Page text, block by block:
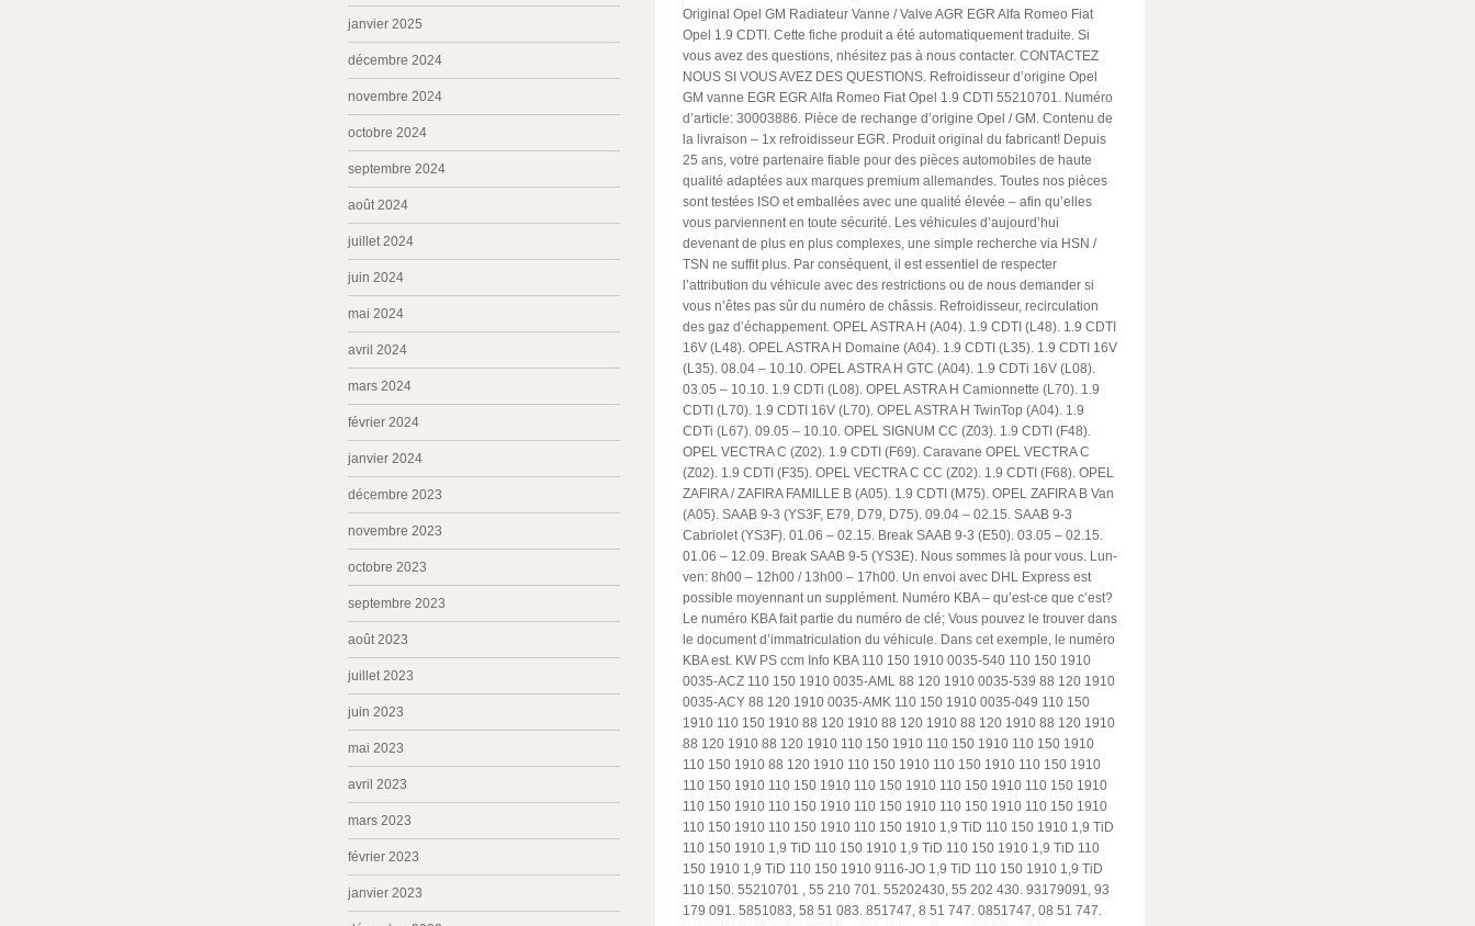
Original Opel GM Radiateur Vanne / Valve AGR EGR Alfa Romeo Fiat
Opel 1.9 CDTI. Cette fiche produit a été automatiquement traduite. Si
vous avez des questions, nhésitez pas à nous contacter. CONTACTEZ
NOUS SI VOUS AVEZ DES QUESTIONS. Refroidisseur d’origine Opel
GM vanne EGR EGR Alfa Romeo Fiat Opel 1.9 CDTI 55210701. Numéro
d’article: 30003886. Pièce de rechange d’origine Opel / GM. Contenu de
la livraison – 1x refroidisseur EGR. Produit original du fabricant! Depuis
25 ans, votre partenaire fiable pour des pièces automobiles de haute
qualité adaptées aux marques premium allemandes. Toutes nos pièces
sont testées ISO et emballées avec une qualité élevée – afin qu’elles
vous parviennent en toute sécurité. Les véhicules d’aujourd’hui
devenant de plus en plus complexes, une simple recherche via HSN /
TSN ne suffit plus. Par conséquent, il est essentiel de respecter
l’attribution du véhicule avec des restrictions ou de nous demander si
vous n’êtes pas sûr du numéro de châssis. Refroidisseur, recirculation
des gaz d’échappement. OPEL ASTRA H (A04). 1.9 CDTI (L48). 1.9 CDTI
16V (L48). OPEL ASTRA H Domaine (A04). 1.9 CDTI (L35). 1.9 CDTI 16V
(L35). 08.04 – 10.10. OPEL ASTRA H GTC (A04). 1.9 CDTi 16V (L08).
03.05 – 10.10. 1.9 CDTi (L08). OPEL ASTRA H Camionnette (L70). 1.9
CDTI (L70). 1.9 CDTI 16V (L70). OPEL ASTRA H TwinTop (A04). 1.9
CDTi (L67). 09.05 – 10.10. OPEL SIGNUM CC (Z03). 1.9 CDTI (F48).
OPEL VECTRA C (Z02). 1.9 CDTI (F69). Caravane OPEL VECTRA C
(Z02). 1.9 CDTI (F35). OPEL VECTRA C CC (Z02). 1.9 CDTI (F68). OPEL
ZAFIRA / ZAFIRA FAMILLE B (A05). 1.9 CDTI (M75). OPEL ZAFIRA B Van
(A05). SAAB 9-3 (YS3F, E79, D79, D75). 09.04 – 02.15. SAAB 9-3
Cabriolet (YS3F). 01.06 – 02.15. Break SAAB 9-3 (E50). 03.05 – 02.15.
01.06 – 12.09. Break SAAB 9-5 (YS3E). Nous sommes là pour vous. Lun-
ven: 8h00 – 12h00 / 13h00 – 17h00. Un envoi avec DHL Express est
possible moyennant un supplément. Numéro KBA – qu’est-ce que c’est?
Le numéro KBA fait partie du numéro de clé; Vous pouvez le trouver dans
le document d’immatriculation du véhicule. Dans cet exemple, le numéro
KBA est. KW PS ccm Info KBA 110 150 1910 0035-540 110 150 1910
0035-ACZ 110 150 1910 0035-AML 88 120 1910 0035-539 88 120 1910
0035-ACY 88 120 1910 0035-AMK 110 150 1910 0035-049 110 150
1910 110 150 1910 88 120 1910 88 120 1910 88 120 1910 88 120 1910
88 120 1910 88 120 1910 110 150 1910 110 150 1910 110 150 1910
110 150 1910 88 120 1910 110 150 1910 110 150 1910 110 150 1910
110 150 1910 110 150 1910 110 150 1910 110 150 1910 110 150 1910
110 150 1910 110 150 1910 110 150 1910 110 150 1910 110 150 1910
110 150 1910 110 150 1910 110 150 1910 1,9 TiD 110 150 1910 1,9 TiD
110 150 1910 1,9 TiD 110 150 1910 1,9 TiD 110 150 1910 1,9 TiD 110
150 1910 1,9 TiD 110 150 1910 9116-JO 1,9 TiD 110 150 1910 1,9 TiD
110 150. 55210701 , 55 210 701. 55202430, 55 202 430. 93179091, 93
179 091. 5851083, 58 51 083. 851747, 8 51 747. 0851747, 08 51 747.
janvier 2025
décembre 2024
novembre 2024
octobre 2024
septembre 2024
août 2024
juillet 2024
juin 2024
mai 2024
avril 2024
mars 2024
février 2024
janvier 2024
décembre 2023
novembre 2023
octobre 2023
septembre 2023
août 2023
juillet 2023
juin 2023
mai 2023
avril 2023
mars 2023
février 2023
janvier 2023